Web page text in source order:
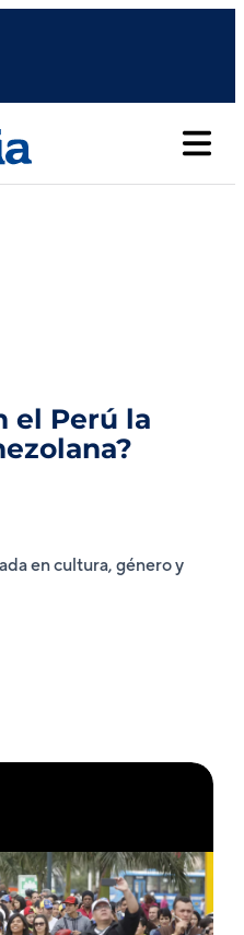
el Perú la
en cultura, género y